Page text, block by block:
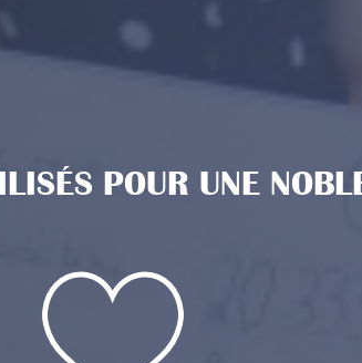
POUR UNE